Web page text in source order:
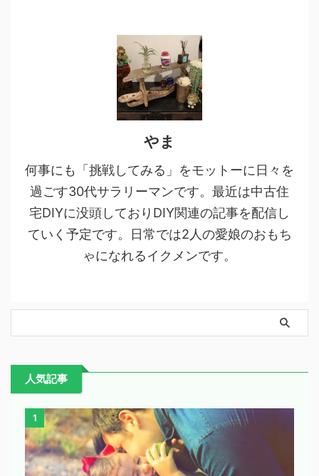
やま
何事にも「挑戦してみる」をモットーに日々を
過ごす30代サラリーマンです。最近は中古住
宅DIYに没頭しておりDIY関連の記事を配信し
ていく予定です。日常では2人の愛娘のおもち
ゃになれるイクメンです。
人気記事
1